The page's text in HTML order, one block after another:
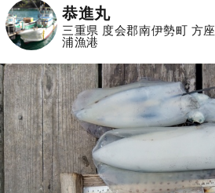
恭進丸
三重県 度会郡南伊勢町 方座
浦漁港